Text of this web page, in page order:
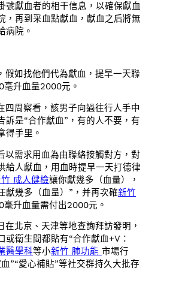
號獻血者的相干信息，以確保獻血
，再到采血點獻血，獻血之后將無
病院。
假如找他們代為獻血，提早一天聯
毫升血量2000元。
四周察看，該男子向過往行人手中
訴是“合作獻血”，有的人不要，有
得手里。
以需求用血為由聯絡接觸對方，對
給人獻血，用血時提早一天打德律
成人健檢讓你獻幾多（血量），
獻幾多（血量）”，并再次確新竹
毫升血量需付出2000元。
在北京、天津等地查詢拜訪發明，
或衛生間都貼有“合作獻血+V：
醫學科等小新竹 肺功能市場行
”“愛心補貼”等社交群持久大批存